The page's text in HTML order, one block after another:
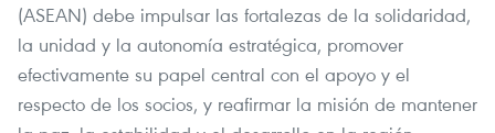
(ASEAN) debe impulsar las fortalezas de la solidaridad,
la unidad y la autonomía estratégica, promover
efectivamente su papel central con el apoyo y el
respecto de los socios, y reafirmar la misión de mantener